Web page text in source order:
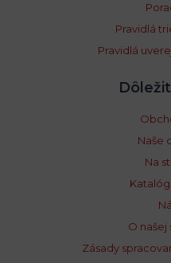
Pravidlá
Pravidlá
Naše
Na
O našej
Zásady